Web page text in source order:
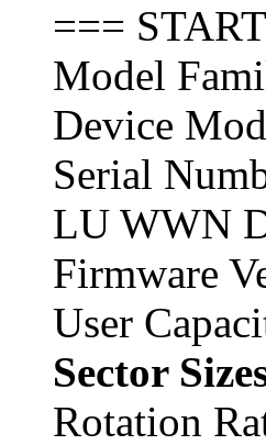
===
Model
Device
Serial
LU WWN
Firmware
User
Sector
Rotation